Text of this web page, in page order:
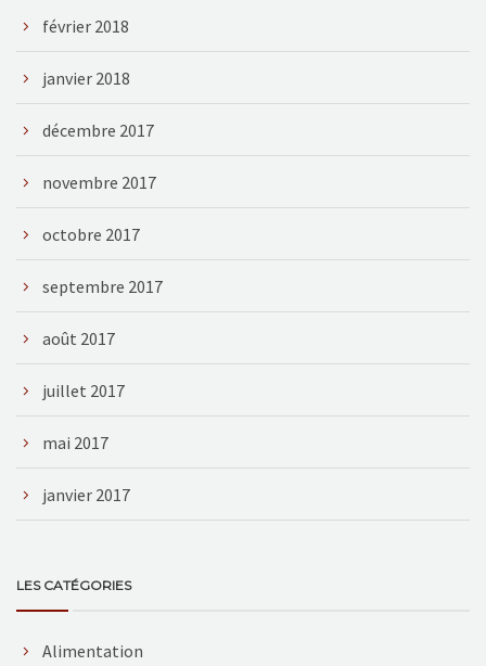
février 2018
janvier 2018
décembre 2017
novembre 2017
octobre 2017
septembre 2017
août 2017
juillet 2017
mai 2017
janvier 2017
LES CATÉGORIES
Alimentation